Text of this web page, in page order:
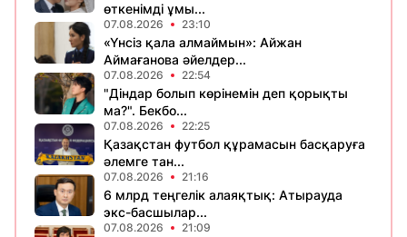
өткенімді ұмы...
07.08.2026 23:10
«Үнсіз қала алмаймын»: Айжан
Аймағанова әйелдер...
07.08.2026 22:54
"Діндар болып көрінемін деп қорықты
ма?". Бекбо...
07.08.2026 22:25
Қазақстан футбол құрамасын басқаруға
әлемге тан...
07.08.2026 21:16
6 млрд теңгелік алаяқтық: Атырауда
экс-басшылар...
07.08.2026 21:09